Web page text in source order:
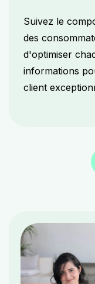
Suivez le
des
d'optimiser
informations
client